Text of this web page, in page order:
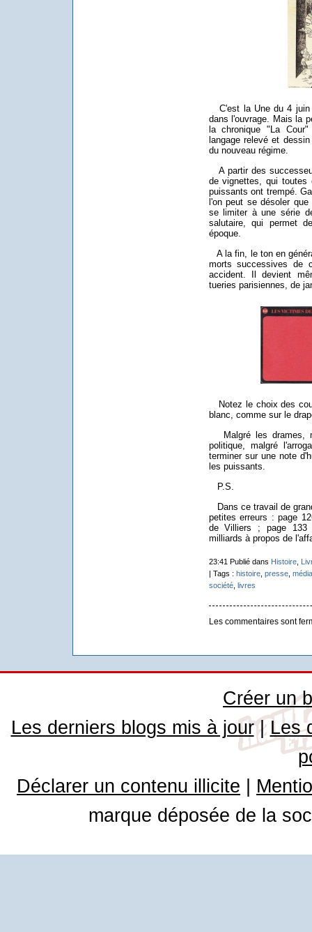
C'est la Une du 4 juin
dans l'ouvrage. Mais la
la chronique "La
langage relevé et
du nouveau régime.
A partir des
de vignettes, qui toutes
puissants ont trempé.
l'on peut se désoler
se limiter à une série
salutaire, qui permet
époque.
A la fin, le ton en
morts successives de
accident. Il devient
tueries parisiennes, de
Notez le choix des
blanc, comme sur le
Malgré les drames,
politique, malgré
terminer sur une note
les puissants.
P.S.
Dans ce travail de
petites erreurs : page
de Villiers ; page 133
milliards à propos de
23:41 Publié dans Histoire,
| Tags : histoire, presse,
société, livres
Les commentaires sont
Créer un
Les derniers blogs mis à jour| Les
Déclarer un contenu illicite
marque déposée de la